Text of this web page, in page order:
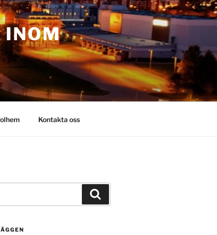
INOM
Kontakta oss